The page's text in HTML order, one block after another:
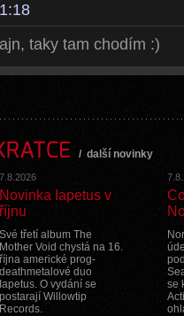
taky tam chodím :)
/ další novinky
7.8.2026
Novinka Iapetus v
říjnu
Své třetí album The
Mother Void chystá na 16.
října americké prog-
deathmetalové duo
Iapetus. O vydání se
postarají Willowtip
Records.
se